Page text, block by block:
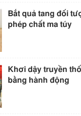
Bắt quả tang đối
phép chất ma túy
Khơi dậy truyền
bằng hành động